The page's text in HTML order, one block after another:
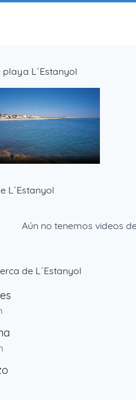
L´Estanyol
L´Estanyol
Aún no tenemos videos
de L´Estanyol